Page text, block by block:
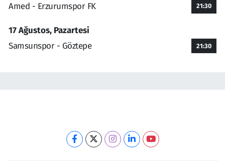
Amed - Erzurumspor FK 21:30
17 Ağustos, Pazartesi
Samsunspor - Göztepe
21:30